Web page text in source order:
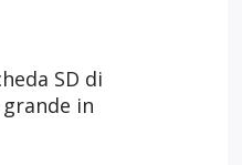
SD di
in